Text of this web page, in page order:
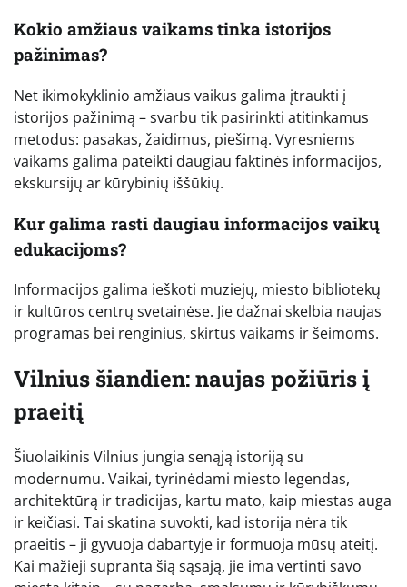
Kokio amžiaus vaikams tinka istorijos
pažinimas?
Net ikimokyklinio amžiaus vaikus galima įtraukti į
istorijos pažinimą – svarbu tik pasirinkti atitinkamus
metodus: pasakas, žaidimus, piešimą. Vyresniems
vaikams galima pateikti daugiau faktinės informacijos,
ekskursijų ar kūrybinių iššūkių.
Kur galima rasti daugiau informacijos vaikų
edukacijoms?
Informacijos galima ieškoti muziejų, miesto bibliotekų
ir kultūros centrų svetainėse. Jie dažnai skelbia naujas
programas bei renginius, skirtus vaikams ir šeimoms.
Vilnius šiandien: naujas požiūris į
praeitį
Šiuolaikinis Vilnius jungia senąją istoriją su
modernumu. Vaikai, tyrinėdami miesto legendas,
architektūrą ir tradicijas, kartu mato, kaip miestas auga
ir keičiasi. Tai skatina suvokti, kad istorija nėra tik
praeitis – ji gyvuoja dabartyje ir formuoja mūsų ateitį.
Kai mažieji supranta šią sąsają, jie ima vertinti savo